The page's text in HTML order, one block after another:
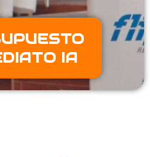
IA